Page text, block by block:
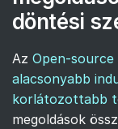
döntési
Az Open-
alacsonyabb
korlátozottabb
megoldások